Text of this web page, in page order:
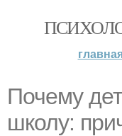
Почему
школу: